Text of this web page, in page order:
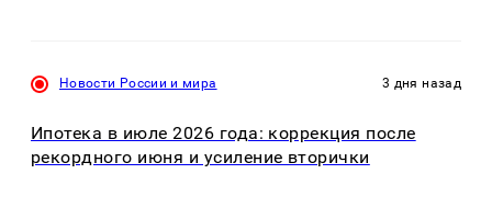
Новости России и мира 3 дня назад
Ипотека в июле 2026 года: коррекция после
рекордного июня и усиление вторички